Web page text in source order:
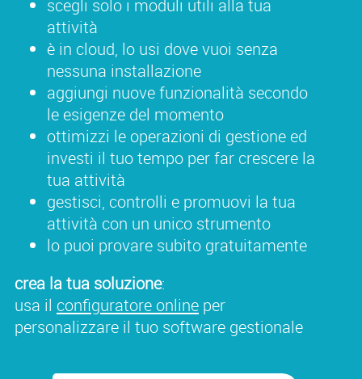
scegli solo i moduli utili alla tua
attività
è in cloud, lo usi dove vuoi senza
nessuna installazione
aggiungi nuove funzionalità secondo
le esigenze del momento
ottimizzi le operazioni di gestione ed
investi il tuo tempo per far crescere la
tua attività
gestisci, controlli e promuovi la tua
attività con un unico strumento
lo puoi provare subito gratuitamente
crea la tua soluzione:
usa il configuratore online per
personalizzare il tuo software gestionale